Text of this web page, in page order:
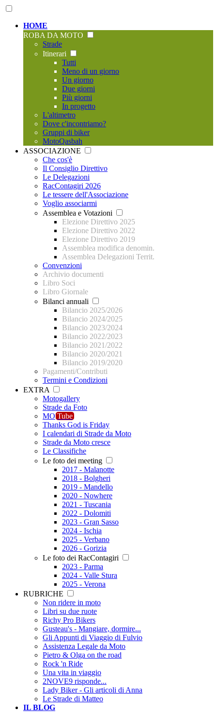
HOME
ROBA DA MOTO
Strade
Itinerari
Tutti
Meno di un giorno
Un giorno
Due giorni
Più giorni
In progetto
L'altimetro
Dove c'incontriamo?
Gruppi di biker
MotoQasbah
ASSOCIAZIONE
Che cos'è
Il Consiglio Direttivo
Le Delegazioni
RacContagiri 2026
Le tessere dell'Associazione
Voglio associarmi
Assemblea e Votazioni
Elezione Direttivo 2025
Elezione Direttivo 2022
Elezione Direttivo 2019
Assemblea modifica denomin.
Assemblea Delegazioni Territ.
Convenzioni
Archivio documenti
Libro Soci
Libro Giornale
Bilanci annuali
Bilancio 2025/2026
Bilancio 2024/2025
Bilancio 2023/2024
Bilancio 2022/2023
Bilancio 2021/2022
Bilancio 2020/2021
Bilancio 2019/2020
Pagamenti/Contributi
Termini e Condizioni
EXTRA
Motogallery
Strade da Foto
MO Tube
Thanks God is Friday
I calendari di Strade da Moto
Strade da Moto cresce
Le Classifiche
Le foto dei meeting
2017 - Malanotte
2018 - Bolgheri
2019 - Mandello
2020 - Nowhere
2021 - Tuscania
2022 - Dolomiti
2023 - Gran Sasso
2024 - Ischia
2025 - Verbano
2026 - Gorizia
Le foto dei RacContagiri
2023 - Parma
2024 - Valle Stura
2025 - Verona
RUBRICHE
Non ridere in moto
Libri su due ruote
Richy Pro Bikers
Gusteau's - Mangiare, dormire...
Gli Appunti di Viaggio di Fulvio
Assistenza Legale da Moto
Pietro & Olga on the road
Rock 'n Ride
Una vita in viaggio
2NOVE9 risponde...
Lady Biker - Gli articoli di Anna
Le Strade di Matteo
IL BLOG